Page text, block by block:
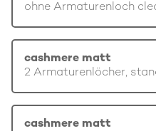
ohne Armaturenloch
cashmere matt
2 Armaturenlöcher,
cashmere matt